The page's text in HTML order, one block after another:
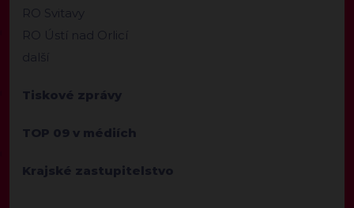
RO Svitavy
RO Ústí nad Orlicí
další
Tiskové zprávy
TOP 09 v médiích
Krajské zastupitelstvo